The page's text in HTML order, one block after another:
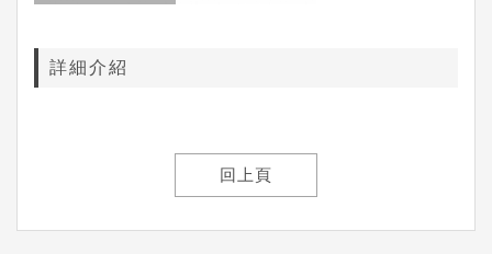
詳細介紹
回上頁